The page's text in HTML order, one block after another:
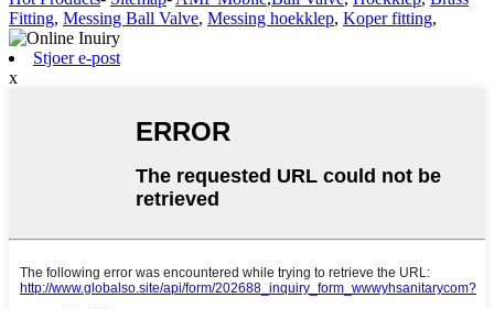
Fitting, Messing Ball Valve, Messing hoekklep, Koper fitting,
Stjoer e-post
x